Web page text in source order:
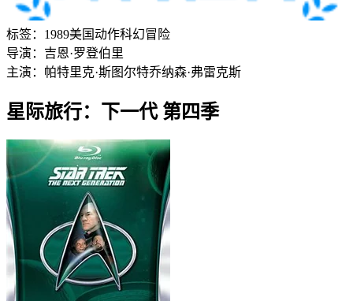
标签： 1989美国动作科幻冒险
导演： 吉恩·罗登伯里
主演： 帕特里克·斯图尔特乔纳森·弗雷克斯
星际旅行：下一代 第四季